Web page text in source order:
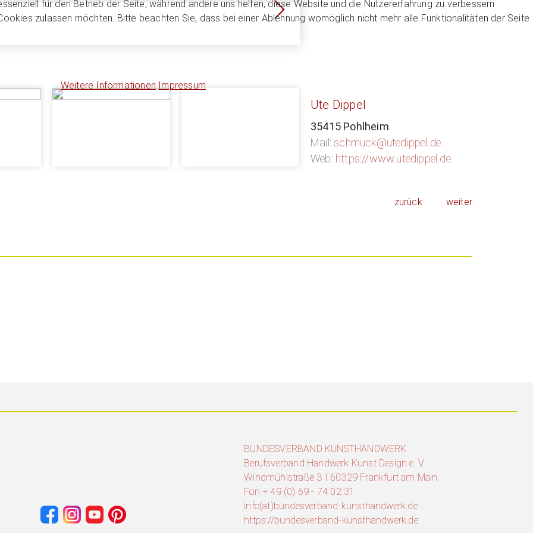
Ute Dippel
35415 Pohlheim
Mail:schmuck@utedippel.de
Web: https://www.utedippel.de
zurück weiter
BUNDESVERBAND KUNSTHANDWERK
Berufsverband Handwerk Kunst Design e. V.
Windmühlstraße 3 I 60329 Frankfurt am Main
Fon + 49 (0) 69 - 74 02 31
info(at)bundesverband-kunsthandwerk.de
https://bundesverband-kunsthandwerk.de
für den Betrieb der Seite, während andere uns helfen, diese Website und die Nutzererfahrung zu verbessern
zulassen möchten. Bitte beachten Sie, dass bei einer Ablehnung womöglich nicht mehr alle Funktionalitäten der Seite
Weitere Informationen Impressum